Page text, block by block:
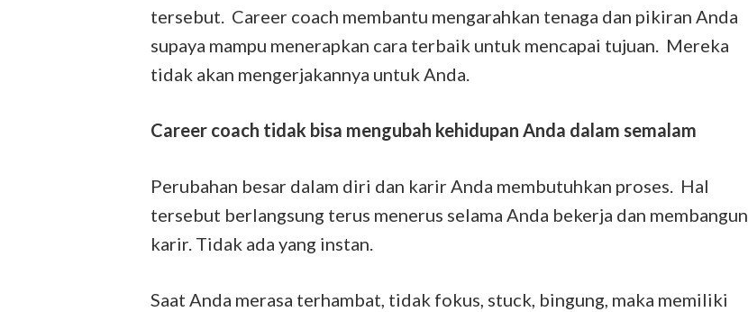
tersebut. Career coach membantu mengarahkan tenaga dan pikiran Anda
supaya mampu menerapkan cara terbaik untuk mencapai tujuan. Mereka
tidak akan mengerjakannya untuk Anda.
Career coach tidak bisa mengubah kehidupan Anda dalam semalam
Perubahan besar dalam diri dan karir Anda membutuhkan proses. Hal
tersebut berlangsung terus menerus selama Anda bekerja dan membangun
karir. Tidak ada yang instan.
Saat Anda merasa terhambat, tidak fokus, stuck, bingung, maka memiliki